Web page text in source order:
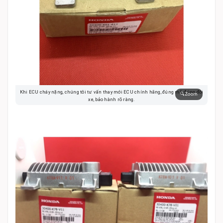
🔍Zoom
Khi ECU cháy nặng, chúng tôi tư vấn thay mới ECU chính hãng, đúng mã, đúng đời
xe, bảo hành rõ ràng.